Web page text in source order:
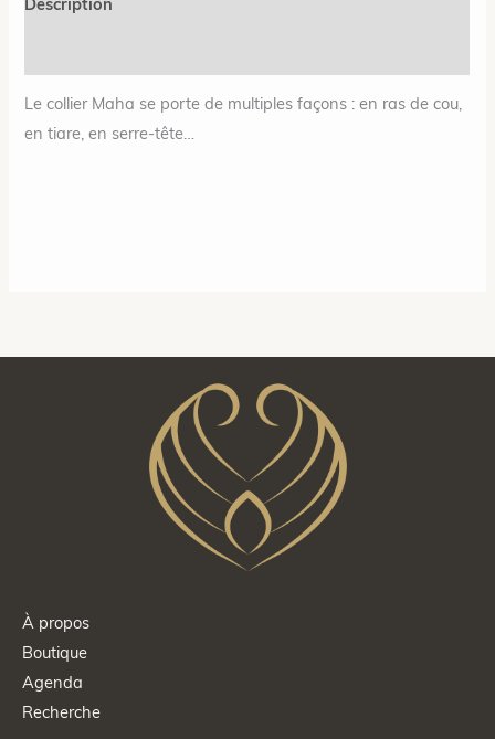
Description
Le collier Maha se porte de multiples façons : en ras de cou,
en tiare, en serre-tête…
À propos
Boutique
Agenda
Recherche